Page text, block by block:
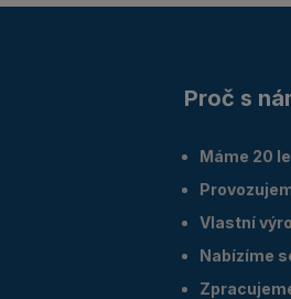
Proč s
Máme 20
Vlastní
Nabízíme